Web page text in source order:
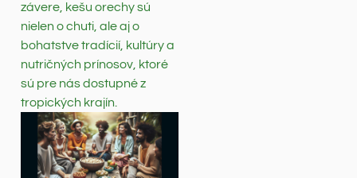
závere, kešu orechy sú
nielen o chuti, ale aj o
bohatstve tradícií, kultúry a
nutričných prínosov, ktoré
sú pre nás dostupné z
tropických krajín.